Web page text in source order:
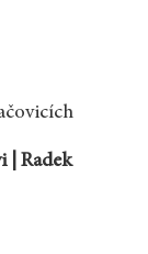
| Radek